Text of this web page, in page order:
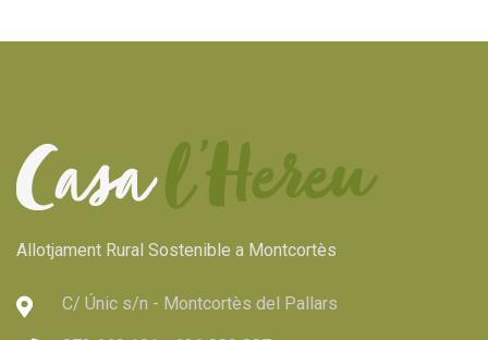
Allotjament Rural Sostenible a Montcortès
C/ Únic s/n - Montcortès del Pallars